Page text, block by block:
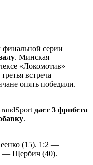
финальной серии
. Минская
«Локомотив»
встреча
опять победили.
дает 3 фрибета
.
(15). 1:2 —
— Щербич (40).